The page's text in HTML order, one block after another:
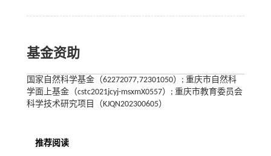
基金资助
国家自然科学基金（62272077,72301050）; 重庆市自然科
学面上基金（cstc2021jcyj-msxmX0557）; 重庆市教育委员会
科学技术研究项目（KJQN202300605）